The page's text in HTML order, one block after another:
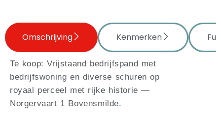
Omschrijving Kenmerken
Te koop: Vrijstaand bedrijfspand met
bedrijfswoning en diverse schuren op
royaal perceel met rijke historie —
Norgervaart 1 Bovensmilde.